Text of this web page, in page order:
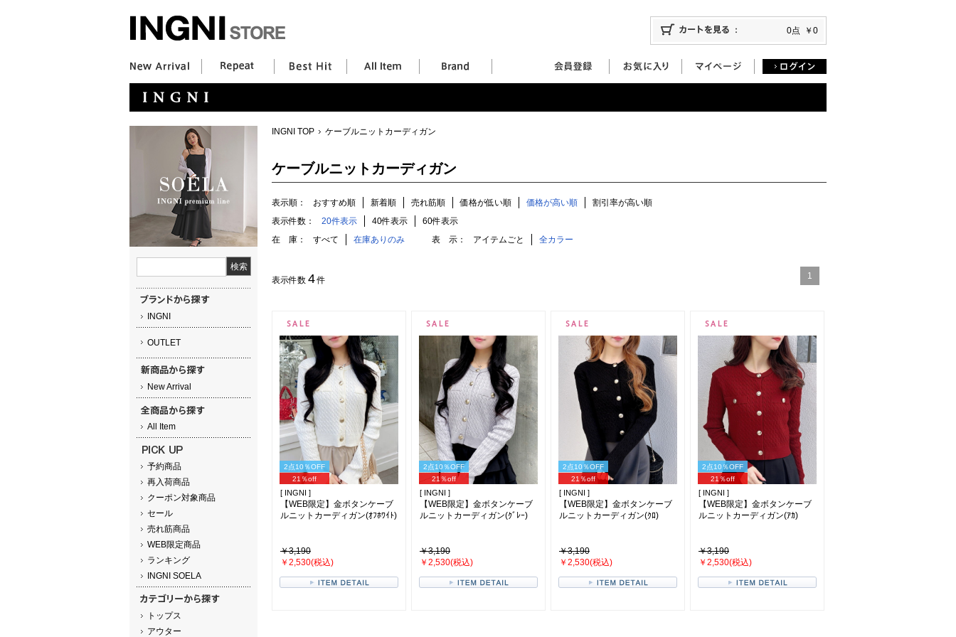
0点 ￥0
INGNI
OUTLET
New Arrival
All Item
予約商品
再入荷商品
クーポン対象商品
セール
売れ筋商品
WEB限定商品
ランキング
INGNI SOELA
トップス
アウター
INGNI TOP ケーブルニットカーディガン
ケーブルニットカーディガン
表示順： おすすめ順 新着順 売れ筋順 価格が低い順 価格が高い順
割引率が高い順
表示件数：
20件表示 40件表示
60件表示
在 庫：
すべて 在庫ありのみ 表 示： アイテムごと 全カラー
表示件数 4 件 1
2点10％OFF
21％off
[ INGNI ]
【WEB限定】金ボタンケーブ
ルニットカーディガン(ｵﾌﾎﾜｲﾄ)
￥3,190
￥2,530(税込)
2点10％OFF
21％off
[ INGNI ]
【WEB限定】金ボタンケーブ
ルニットカーディガン(ｸﾞﾚｰ)
￥3,190
￥2,530(税込)
2点10％OFF
21％off
[ INGNI ]
【WEB限定】金ボタンケーブ
ルニットカーディガン(ｸﾛ)
￥3,190
￥2,530(税込)
2点10％OFF
21％off
[ INGNI ]
【WEB限定】金ボタンケーブ
ルニットカーディガン(ｱｶ)
￥3,190
￥2,530(税込)